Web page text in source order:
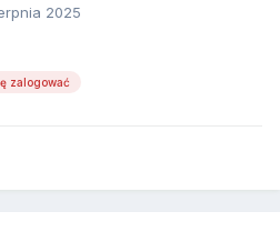
2025
zalogować